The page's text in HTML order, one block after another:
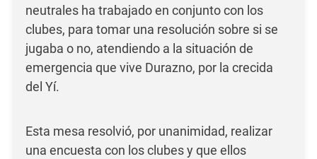
neutrales ha trabajado en conjunto con los
clubes, para tomar una resolución sobre si se
jugaba o no, atendiendo a la situación de
emergencia que vive Durazno, por la crecida
del Yí.
Esta mesa resolvió, por unanimidad, realizar
una encuesta con los clubes y que ellos